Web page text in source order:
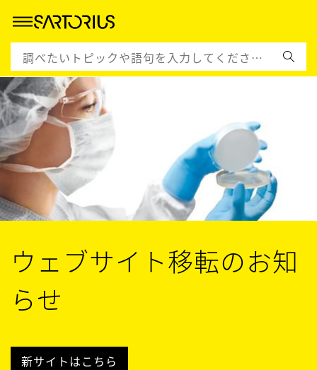
ウェブサイト移転のお知
らせ
新サイトはこちら